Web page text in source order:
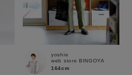
yoshie
web store BINGOYA
164cm